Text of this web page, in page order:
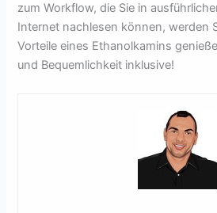
zum Workflow, die Sie in
Internet nachlesen können, werden
Vorteile eines Ethanolkamins
und Bequemlichkeit inklusive!